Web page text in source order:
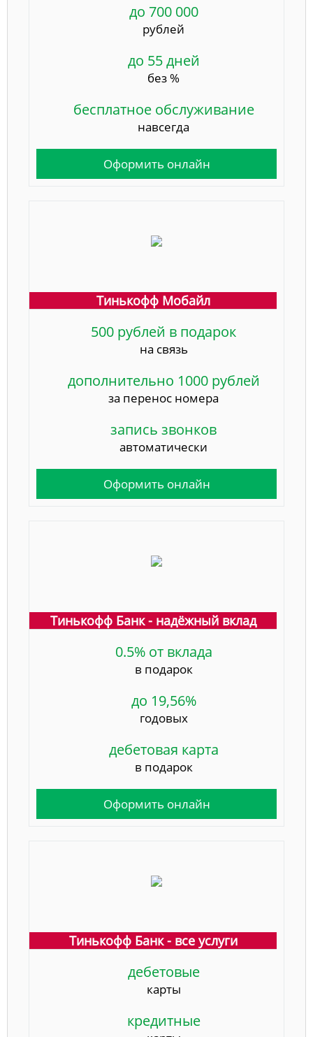
до 700 000
рублей
до 55 дней
без %
бесплатное обслуживание
навсегда
Оформить онлайн
Тинькофф Мобайл
500 рублей в подарок
на связь
дополнительно 1000 рублей
за перенос номера
запись звонков
автоматически
Оформить онлайн
Тинькофф Банк - надёжный вклад
0.5% от вклада
в подарок
до 19,56%
годовых
дебетовая карта
в подарок
Оформить онлайн
Тинькофф Банк - все услуги
дебетовые
карты
кредитные